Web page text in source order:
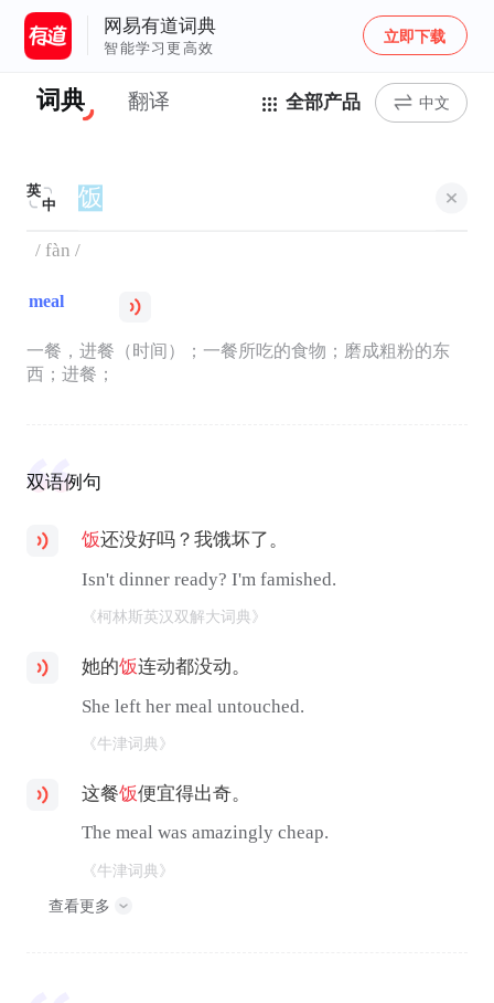
网易有道词典
智能学习更高效
立即下载
词典 翻译 全部产品 中文
英
中
/ fàn /
meal
一餐，进餐（时间）；一餐所吃的食物；磨成粗粉的东
西；进餐；
双语例句
饭还没好吗？我饿坏了。
Isn't dinner ready? I'm famished.
《柯林斯英汉双解大词典》
她的饭连动都没动。
She left her meal untouched.
《牛津词典》
这餐饭便宜得出奇。
The meal was amazingly cheap.
《牛津词典》
查看更多